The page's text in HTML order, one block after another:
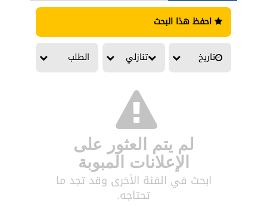
احفظ هذا البحث
تاريخ تنازلي الطلب
لم يتم العثور على
الإعلانات المبوبة
ابحث في الفئة الأخرى وقد تجد ما
تحتاجه.